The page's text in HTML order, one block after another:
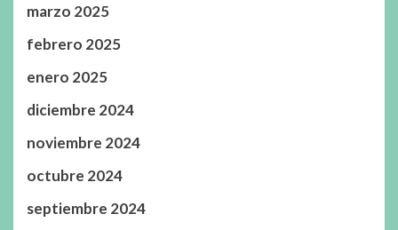
marzo 2025
febrero 2025
enero 2025
diciembre 2024
noviembre 2024
octubre 2024
septiembre 2024